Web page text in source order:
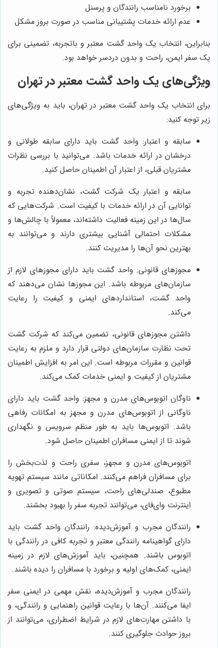
برخورد نامناسب رانندگان و پرسنل
عدم ارائه خدمات پشتیبانی مناسب در صورت بروز مشکل
بنابراین، انتخاب یک واحد گشت معتبر و باتجربه، تضمینی برای
یک سفر ایمن، راحت و بدون دردسر خواهد بود.
ویژگی‌های یک واحد گشت معتبر در تهران
برای انتخاب یک واحد گشت معتبر در تهران، باید به ویژگی‌های
زیر توجه کنید:
سابقه و اعتبار: واحد گشت باید دارای سابقه طولانی و
درخشان در ارائه خدمات باشد. می‌توانید با بررسی نظرات
مشتریان قبلی، از اعتبار آن اطمینان حاصل کنید.
سابقه و اعتبار یک شرکت گشت، نشان‌دهنده تجربه و
توانایی آن در ارائه خدمات با کیفیت است. شرکت‌هایی که
سال‌ها در این زمینه فعالیت داشته‌اند، معمولاً با چالش‌ها و
مشکلات احتمالی آشنایی بیشتری دارند و می‌توانند به
بهترین نحو آن‌ها را مدیریت کنند.
مجوزهای قانونی: واحد گشت باید دارای مجوزهای لازم از
سازمان‌های مربوطه باشد. این مجوزها نشان می‌دهند که
واحد گشت، استانداردهای ایمنی و کیفیت را رعایت
می‌کند.
داشتن مجوزهای قانونی، تضمین می‌کند که شرکت گشت
تحت نظارت سازمان‌های دولتی قرار دارد و ملزم به رعایت
قوانین و مقررات مربوطه است. این امر به افزایش اطمینان
مشتریان از کیفیت و ایمنی خدمات کمک می‌کند.
ناوگان اتوبوس‌های مدرن و مجهز: واحد گشت باید دارای
ناوگانی از اتوبوس‌های مدرن و مجهز به امکانات رفاهی
باشد. اتوبوس‌ها باید به طور منظم سرویس و نگهداری
شوند تا از ایمنی مسافران اطمینان حاصل شود.
اتوبوس‌های مدرن و مجهز، سفری راحت و لذت‌بخش را
برای مسافران فراهم می‌کنند. امکاناتی مانند سیستم تهویه
مطبوع، صندلی‌های راحت، سیستم صوتی و تصویری و
اینترنت وای‌فای، می‌توانند تجربه سفر را بهبود بخشند.
رانندگان مجرب و آموزش‌دیده: رانندگان واحد گشت باید
دارای گواهینامه رانندگی معتبر و تجربه کافی در رانندگی با
اتوبوس باشند. همچنین، باید آموزش‌های لازم در زمینه
ایمنی، کمک‌های اولیه و برخورد با مسافران را دیده باشند.
رانندگان مجرب و آموزش‌دیده، نقش مهمی در ایمنی سفر
ایفا می‌کنند. آن‌ها با رعایت قوانین راهنمایی و رانندگی، و
با داشتن مهارت‌های لازم در شرایط اضطراری، می‌توانند از
بروز حوادث جلوگیری کنند.